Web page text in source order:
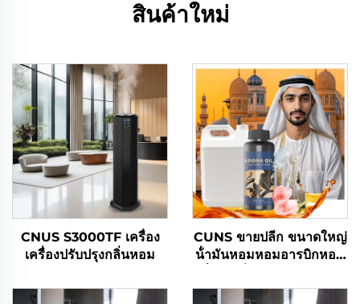
สินค้าใหม่
CNUS S3000TF เครื่อง
เครื่องปรับปรุงกลิ่นหอม
CUNS ขายปลีก ขนาดใหญ่
น้ํามันหอมหอมอารบิกหอม
น้ํามันเครื่องย่อย